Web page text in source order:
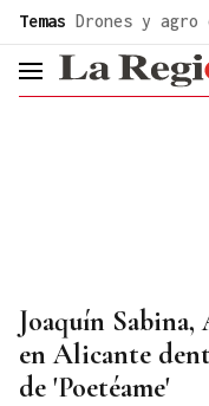
Temas Drones y agro
header.menu.open
Joaquín
en Alicante
de 'Poetéame'